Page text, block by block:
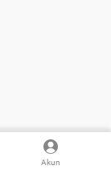
Akun